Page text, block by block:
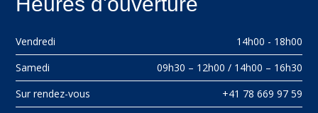
Vendredi
14h00 - 18h00
Samedi
09h30 – 12h00 / 14h00 – 16h30
Sur rendez-vous
+41 78 669 97 59